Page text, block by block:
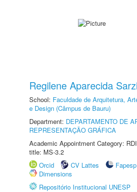
Regilene Aparecida
School: Faculdade de Arquitetura,
e Design (Câmpus de Bauru)
Department: DEPARTAMENTO DE
REPRESENTAÇÃO GRÁFICA
Academic Appointment Category:
title: MS-3.2
Orcid
CV Lattes
Fapesp
Dimensions
Repositório Institucional UNESP